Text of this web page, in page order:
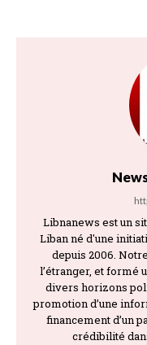
Libnanews est un
Liban né d'une
depuis 2006.
l’étranger, et formé
divers horizons
promotion d’une
financement d’un
crédibilité